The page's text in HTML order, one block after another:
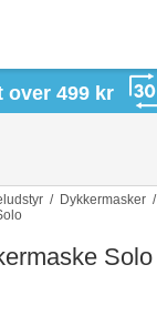
499 kr
/ Dykkermasker /
Solo